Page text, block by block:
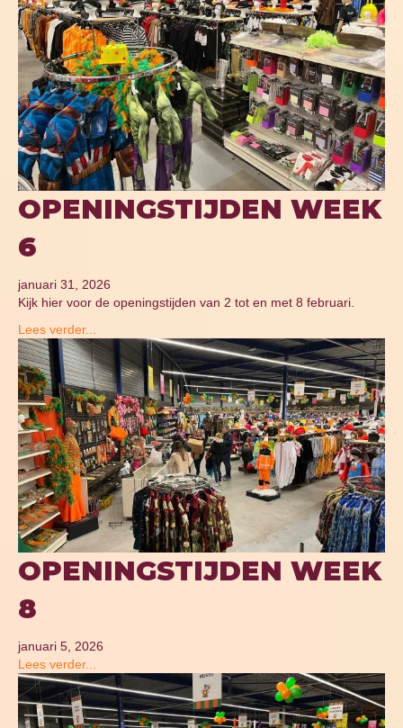
OPENINGSTIJDEN WEEK
6
januari 31, 2026
Kijk hier voor de openingstijden van 2 tot en met 8 februari.
Lees verder...
OPENINGSTIJDEN WEEK
8
januari 5, 2026
Lees verder...